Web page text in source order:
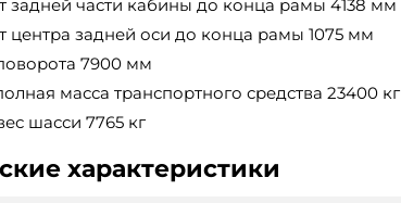
задней части кабины до конца рамы 4138 мм
центра задней оси до конца рамы 1075 мм
7900 мм
масса транспортного средства 23400 кг
шасси 7765 кг
характеристики